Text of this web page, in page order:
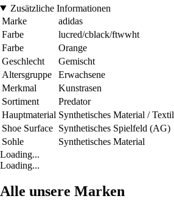
Zusätzliche Informationen
Marke
adidas
Farbe
lucred/cblack/ftwwht
Farbe
Orange
Geschlecht
Gemischt
Altersgruppe
Erwachsene
Merkmal
Kunstrasen
Sortiment
Predator
Hauptmaterial Synthetisches Material / Textil
Shoe Surface Synthetisches Spielfeld (AG)
Sohle
Synthetisches Material
Loading...
Loading...
Alle unsere Marken